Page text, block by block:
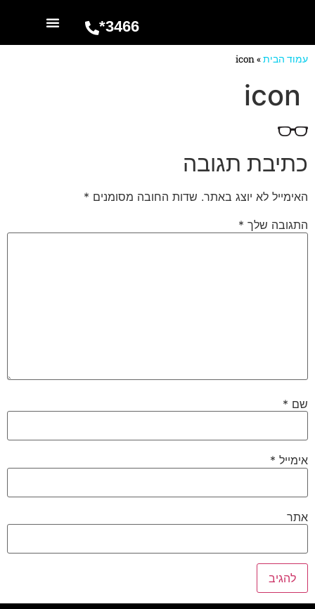
3466*
עמוד הבית»
icon
icon
כתיבת תגובה
האימייל לא יוצג באתר. שדות החובה מסומנים *
התגובה שלך *
שם *
אימייל *
אתר